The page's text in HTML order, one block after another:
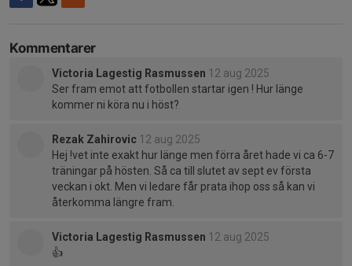
Kommentarer
Victoria Lagestig Rasmussen 12 aug 2025
Ser fram emot att fotbollen startar igen ! Hur länge
kommer ni köra nu i höst?
Rezak Zahirovic 12 aug 2025
Hej !vet inte exakt hur länge men förra året hade vi ca 6-7
träningar på hösten. Så ca till slutet av sept ev första
veckan i okt. Men vi ledare får prata ihop oss så kan vi
återkomma längre fram.
Victoria Lagestig Rasmussen 12 aug 2025
👍